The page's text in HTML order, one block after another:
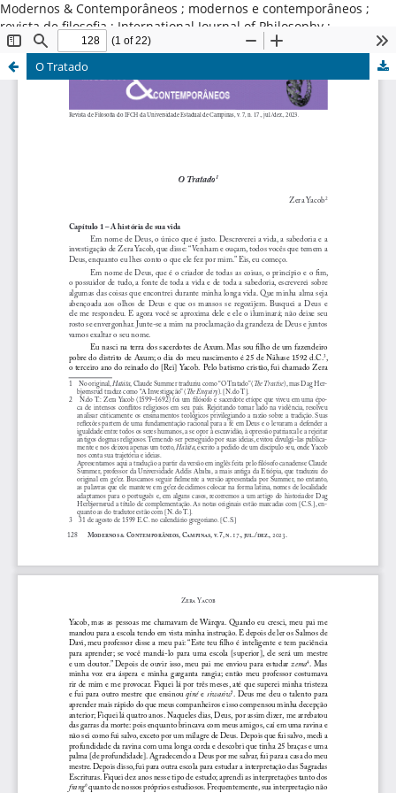
Modernos & Contemporâneos ; modernos e contemporâneos ;
revista de filosofia ; International Journal of Philosophy ;
Universidade Estadual de Campinas ; Brasil
O Tratado